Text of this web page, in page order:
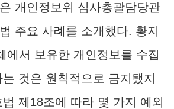
개인정보위 심사총괄담당관
주요 사례를 소개했다. 황지
에서 보유한 개인정보를 수집
것은 원칙적으로 금지됐지
제18조에 따라 몇 가지 예외